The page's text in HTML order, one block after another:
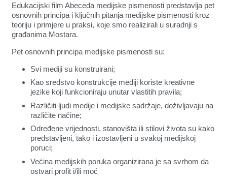
Edukacijski film Abeceda medijske pismenosti predstavlja pet
osnovnih principa i ključnih pitanja medijske pismenosti kroz
teoriju i primjere u praksi, koje smo realizirali u suradnji s
građanima Mostara.
Pet osnovnih principa medijske pismenosti su:
Svi mediji su konstruirani;
Kao sredstvo konstrukcije mediji koriste kreativne
jezike koji funkcioniraju unutar vlastitih pravila;
Različiti ljudi medije i medijske sadržaje, doživljavaju na
različite načine;
Određene vrijednosti, stanovišta ili stilovi života su kako
predstavljeni, tako i izostavljeni u svakoj medijskoj
poruci;
Većina medijskih poruka organizirana je sa svrhom da
ostvari profit i/ili moć